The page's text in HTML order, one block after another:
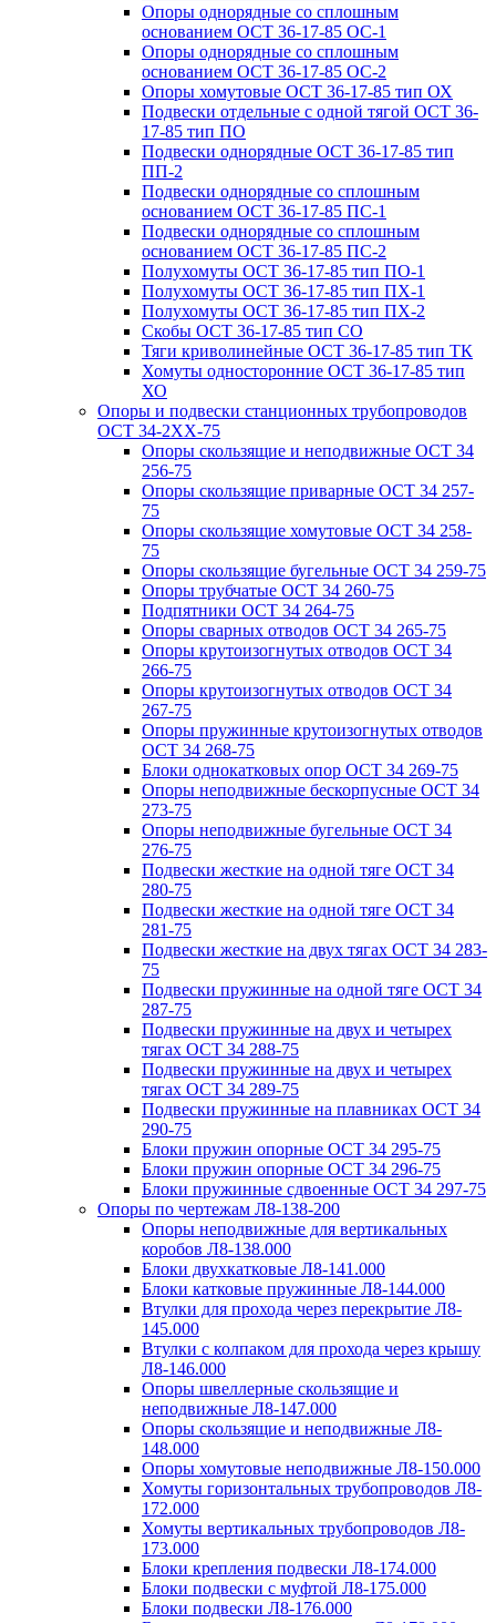
Опоры однорядные со сплошным
основанием ОСТ 36-17-85 ОС-1
Опоры однорядные со сплошным
основанием ОСТ 36-17-85 ОС-2
Опоры хомутовые ОСТ 36-17-85 тип ОХ
Подвески отдельные с одной тягой ОСТ 36-
17-85 тип ПО
Подвески однорядные ОСТ 36-17-85 тип
ПП-2
Подвески однорядные со сплошным
основанием ОСТ 36-17-85 ПС-1
Подвески однорядные со сплошным
основанием ОСТ 36-17-85 ПС-2
Полухомуты ОСТ 36-17-85 тип ПО-1
Полухомуты ОСТ 36-17-85 тип ПХ-1
Полухомуты ОСТ 36-17-85 тип ПХ-2
Скобы ОСТ 36-17-85 тип СО
Тяги криволинейные ОСТ 36-17-85 тип ТК
Хомуты односторонние ОСТ 36-17-85 тип
ХО
Опоры и подвески станционных трубопроводов
ОСТ 34-2XX-75
Опоры скользящие и неподвижные ОСТ 34
256-75
Опоры скользящие приварные ОСТ 34 257-
75
Опоры скользящие хомутовые ОСТ 34 258-
75
Опоры скользящие бугельные ОСТ 34 259-75
Опоры трубчатые ОСТ 34 260-75
Подпятники ОСТ 34 264-75
Опоры сварных отводов ОСТ 34 265-75
Опоры крутоизогнутых отводов ОСТ 34
266-75
Опоры крутоизогнутых отводов ОСТ 34
267-75
Опоры пружинные крутоизогнутых отводов
ОСТ 34 268-75
Блоки однокатковых опор ОСТ 34 269-75
Опоры неподвижные бескорпусные ОСТ 34
273-75
Опоры неподвижные бугельные ОСТ 34
276-75
Подвески жесткие на одной тяге ОСТ 34
280-75
Подвески жесткие на одной тяге ОСТ 34
281-75
Подвески жесткие на двух тягах ОСТ 34 283-
75
Подвески пружинные на одной тяге ОСТ 34
287-75
Подвески пружинные на двух и четырех
тягах ОСТ 34 288-75
Подвески пружинные на двух и четырех
тягах ОСТ 34 289-75
Подвески пружинные на плавниках ОСТ 34
290-75
Блоки пружин опорные ОСТ 34 295-75
Блоки пружин опорные ОСТ 34 296-75
Блоки пружинные сдвоенные ОСТ 34 297-75
Опоры по чертежам Л8-138-200
Опоры неподвижные для вертикальных
коробов Л8-138.000
Блоки двухкатковые Л8-141.000
Блоки катковые пружинные Л8-144.000
Втулки для прохода через перекрытие Л8-
145.000
Втулки с колпаком для прохода через крышу
Л8-146.000
Опоры швеллерные скользящие и
неподвижные Л8-147.000
Опоры скользящие и неподвижные Л8-
148.000
Опоры хомутовые неподвижные Л8-150.000
Хомуты горизонтальных трубопроводов Л8-
172.000
Хомуты вертикальных трубопроводов Л8-
173.000
Блоки крепления подвески Л8-174.000
Блоки подвески с муфтой Л8-175.000
Блоки подвески Л8-176.000